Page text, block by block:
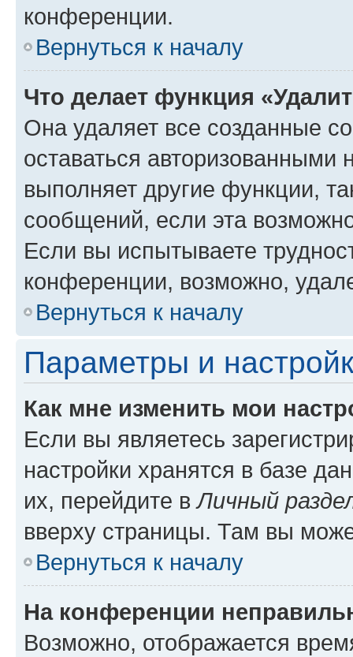
конференции.
Вернуться к началу
Что делает функция
Она удаляет все созданные
оставаться авторизованными
выполняет другие функции,
сообщений, если эта
Если вы испытываете
конференции, возможно,
Вернуться к началу
Параметры и
Как мне изменить мои
Если вы являетесь
настройки хранятся в базе
их, перейдите вЛичный
вверху страницы. Там вы
Вернуться к началу
На конференции
Возможно, отображается